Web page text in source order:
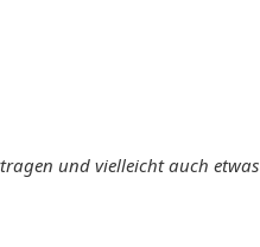
und vielleicht auch etwas